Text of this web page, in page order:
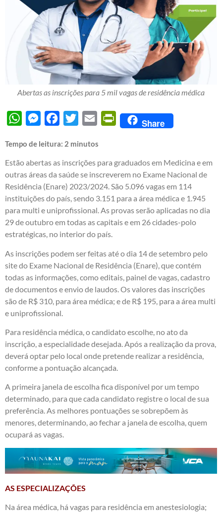
Abertas as inscrições para 5 mil vagas de residência médica
WhatsAppMessengerFacebook
Twitter Email PrintFriendly
Share
Tempo de leitura: 2 minutos
Estão abertas as inscrições para graduados em Medicina e em
outras áreas da saúde se inscreverem no Exame Nacional de
Residência (Enare) 2023/2024. São 5.096 vagas em 114
instituições do país, sendo 3.151 para a área médica e 1.945
para multi e uniprofissional. As provas serão aplicadas no dia
29 de outubro em todas as capitais e em 26 cidades-polo
estratégicas, no interior do país.
As inscrições podem ser feitas até o dia 14 de setembro pelo
site do Exame Nacional de Residência (Enare), que contém
todas as informações, como editais, painel de vagas, cadastro
de documentos e envio de laudos. Os valores das inscrições
são de R$ 310, para área médica; e de R$ 195, para a área multi
e uniprofissional.
Para residência médica, o candidato escolhe, no ato da
inscrição, a especialidade desejada. Após a realização da prova,
deverá optar pelo local onde pretende realizar a residência,
conforme a pontuação alcançada.
A primeira janela de escolha fica disponível por um tempo
determinado, para que cada candidato registre o local de sua
preferência. As melhores pontuações se sobrepõem às
menores, determinando, ao fechar a janela de escolha, quem
ocupará as vagas.
AS ESPECIALIZAÇÕES
Na área médica, há vagas para residência em anestesiologia;